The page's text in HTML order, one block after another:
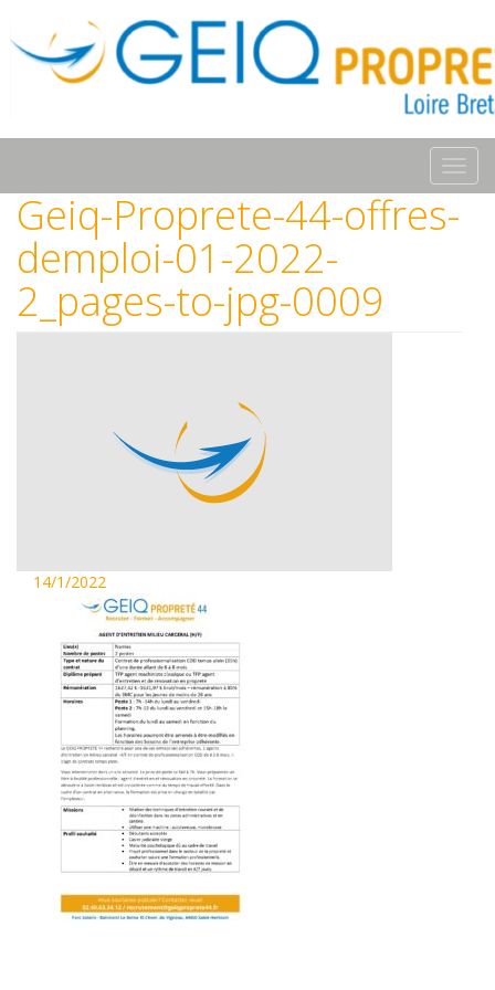
Geiq-Proprete-44-offres-
demploi-01-2022-
2_pages-to-jpg-0009
14/1/2022